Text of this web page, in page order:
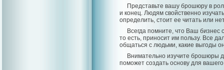
Представьте вашу брошюру в
и конец. Людям свойственно
определить, стоит ее читать или
Всегда помните, что Ваш
то есть, приносит им пользу. Все
общаться с людьми, какие выгоды
Внимательно изучите брошюры
поможет создать основу для